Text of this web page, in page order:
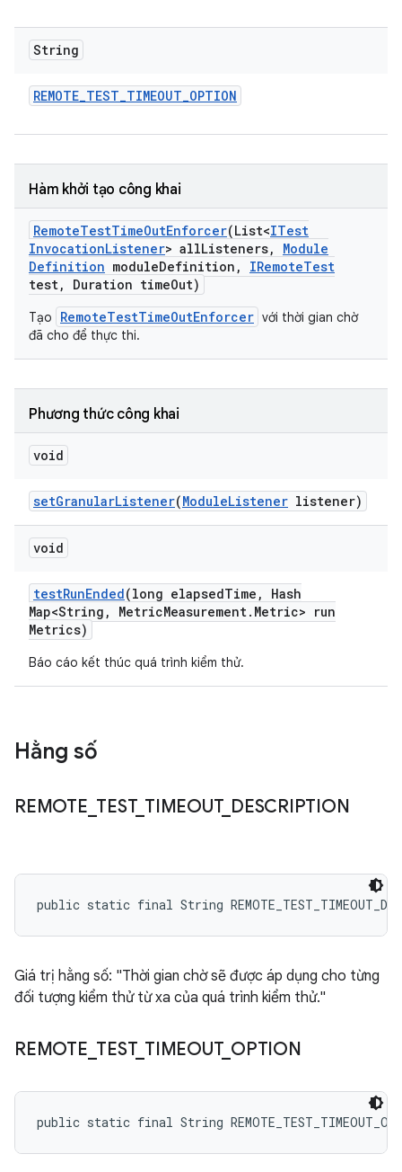
String
REMOTE_TEST_TIMEOUT_OPTION
Hàm khởi tạo công khai
RemoteTestTimeOutEnforcer(List<ITest
InvocationListener> allListeners,
Module
Definition moduleDefinition , IRemoteTest
test, Duration timeOut)
Tạo RemoteTestTimeOutEnforcer với thời gian chờ
đã cho để thực thi.
Phương thức công khai
void
setGranularListener(ModuleListener listener)
void
testRunEnded(long elapsedTime ,
Hash
Map<String , MetricMeasurement. Metric> run
Metrics)
Báo cáo kết thúc quá trình kiểm thử.
Hằng số
REMOTE TEST_ TIMEOUT_ DESCRIPTION
public static final String
Giá trị hằng số: "Thời gian chờ sẽ được áp dụng cho từng
đối tượng kiểm thử từ xa của quá trình kiểm thử."
REMOTE TEST_ TIMEOUT_ OPTION
public static final String